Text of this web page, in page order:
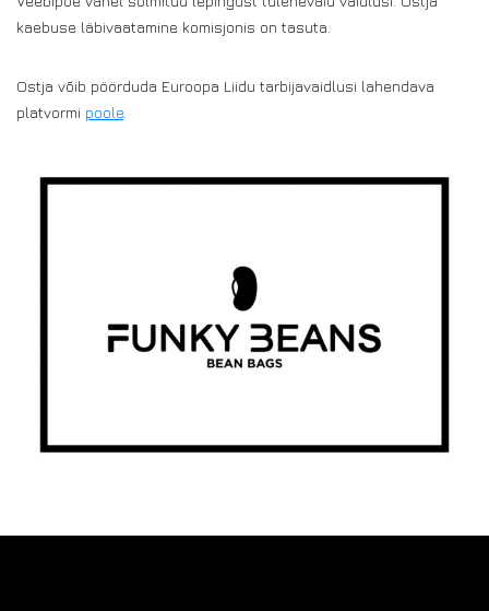
kaebuse läbivaatamine komisjonis on tasuta.
Ostja võib pöörduda Euroopa Liidu tarbijavaidlusi lahendava
platvormi poole.